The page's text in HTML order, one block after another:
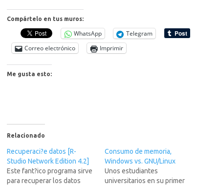
Compártelo en tus muros:
WhatsApp
Telegram
Correo electrónico
Imprimir
Me gusta esto:
Relacionado
Recuperaci?e datos [R-
Studio Network Edition 4.2]
Este fant?ico programa sirve
para recuperar los datos
Consumo de memoria,
Windows vs. GNU/Linux
Unos estudiantes
universitarios en su primer